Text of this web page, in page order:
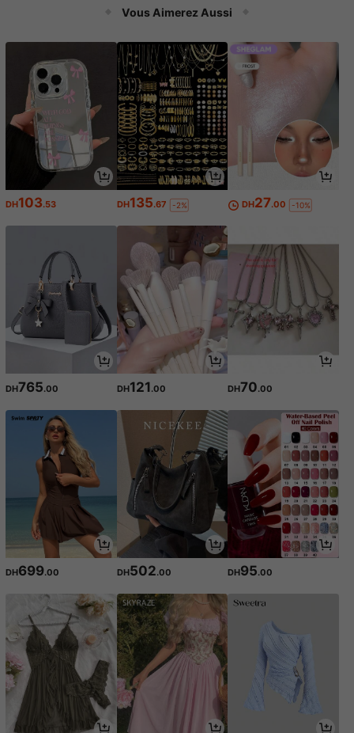
ion de style campagnard, égalemen
t un cadeau parfait pour les passionVous Aimerez Aussi
DH103.53 DH135.67 -2% DH27.00 -10%
DH765.00 DH121.00 DH70.00
DH699.00 DH502.00 DH95.00